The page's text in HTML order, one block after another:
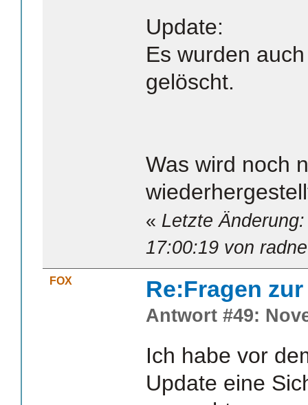
Update:
Es wurden
gelöscht.
Was wird noch
« Letzte
17:00:19 von
FOX Re:Fragen
Antwort #49:
Ich habe vor
Update eine